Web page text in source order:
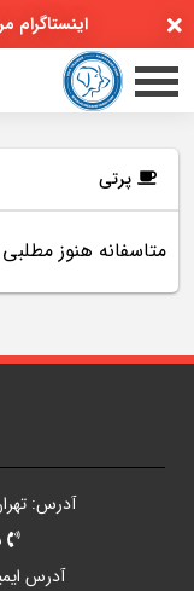
صفحه اصلی
پادکست سگ ها
پرتی
متاسفانه هنوز
آدرس:
آدرس